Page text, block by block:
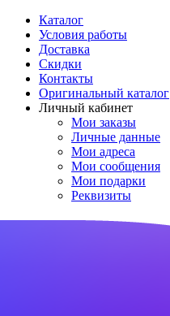
Каталог
Условия работы
Доставка
Скидки
Контакты
Оригинальный каталог
Личный кабинет
Мои заказы
Личные данные
Мои адреса
Мои сообщения
Мои подарки
Реквизиты